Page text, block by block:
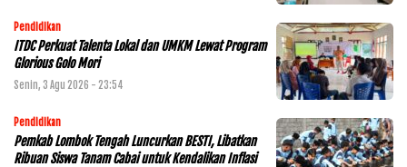
Pendidikan
ITDC Perkuat Talenta Lokal dan UMKM Lewat Program
Glorious Golo Mori
Senin, 3 Agu 2026 - 23:54
Pendidikan
Pemkab Lombok Tengah Luncurkan BESTI, Libatkan
Ribuan Siswa Tanam Cabai untuk Kendalikan Inflasi